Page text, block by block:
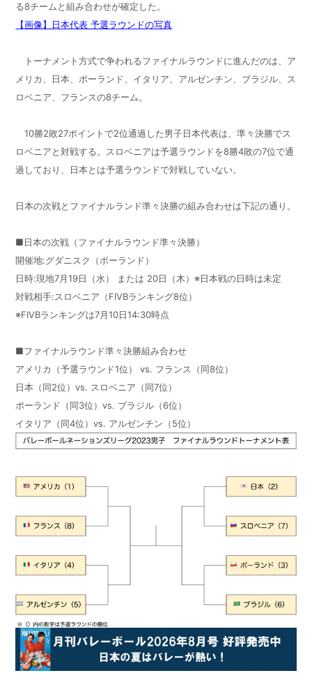
る8チームと組み合わせが確定した。
【画像】日本代表 予選ラウンドの写真
トーナメント方式で争われるファイナルラウンドに進んだのは、ア
メリカ、日本、ポーランド、イタリア、アルゼンチン、ブラジル、ス
ロベニア、フランスの8チーム。
10勝2敗27ポイントで2位通過した男子日本代表は、準々決勝でス
ロベニアと対戦する。スロベニアは予選ラウンドを8勝4敗の7位で通
過しており、日本とは予選ラウンドで対戦していない。
日本の次戦とファイナルランド準々決勝の組み合わせは下記の通り。
■日本の次戦（ファイナルラウンド準々決勝）
開催地:グダニスク（ポーランド）
日時:現地7月19日（水） または 20日（木）※日本戦の日時は未定
対戦相手:スロベニア（FIVBランキング8位）
※FIVBランキングは7月10日14:30時点
■ファイナルラウンド準々決勝組み合わせ
アメリカ（予選ラウンド1位）
vs. フランス（同8位）
日本（同2位）vs. スロベニア（同7位）
ポーランド（同3位）vs. ブラジル（6位）
イタリア（同4位）vs. アルゼンチン（5位）